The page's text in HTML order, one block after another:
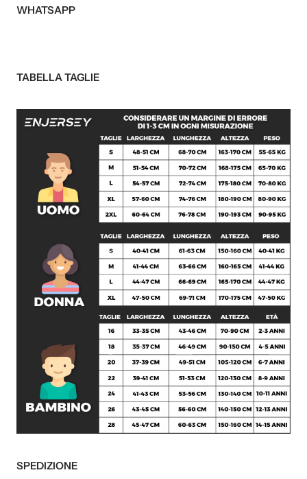
WHATSAPP
TABELLA TAGLIE
SPEDIZIONE